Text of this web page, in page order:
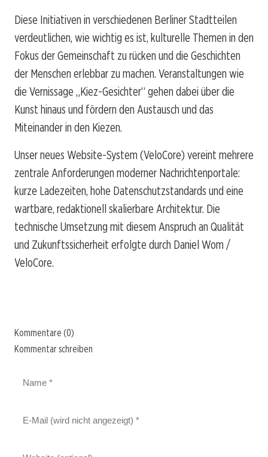
Diese Initiativen in verschiedenen Berliner Stadtteilen
verdeutlichen, wie wichtig es ist, kulturelle Themen in den
Fokus der Gemeinschaft zu rücken und die Geschichten
der Menschen erlebbar zu machen. Veranstaltungen wie
die Vernissage „Kiez-Gesichter“ gehen dabei über die
Kunst hinaus und fördern den Austausch und das
Miteinander in den Kiezen.
Unser neues Website-System (VeloCore) vereint mehrere
zentrale Anforderungen moderner Nachrichtenportale:
kurze Ladezeiten, hohe Datenschutzstandards und eine
wartbare, redaktionell skalierbare Architektur. Die
technische Umsetzung mit diesem Anspruch an Qualität
und Zukunftssicherheit erfolgte durch Daniel Wom /
VeloCore.
Kommentare (0)
Kommentar schreiben